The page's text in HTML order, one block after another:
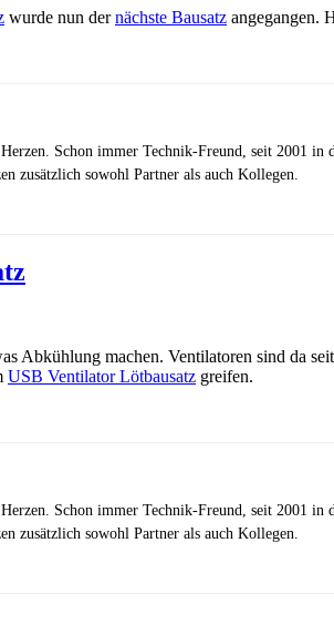
wurde nun dernächste Bausatz angegangen.
Schon immer Technik-Freund, seit 2001
zusätzlich sowohl Partner als auch Kollegen.
Abkühlung machen. Ventilatoren sind da
USB Ventilator Lötbausatz greifen.
Schon immer Technik-Freund, seit 2001
zusätzlich sowohl Partner als auch Kollegen.